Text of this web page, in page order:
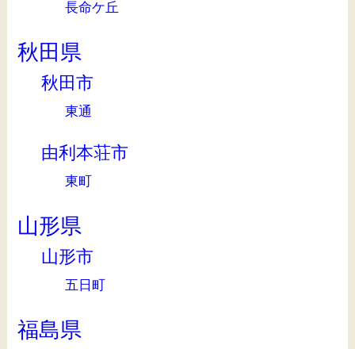
長命ケ丘
秋田県
秋田市
東通
由利本荘市
東町
山形県
山形市
五日町
福島県